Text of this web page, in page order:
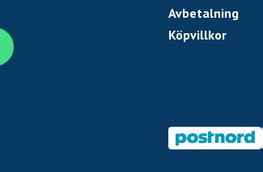
Avbetalning
Köpvillkor